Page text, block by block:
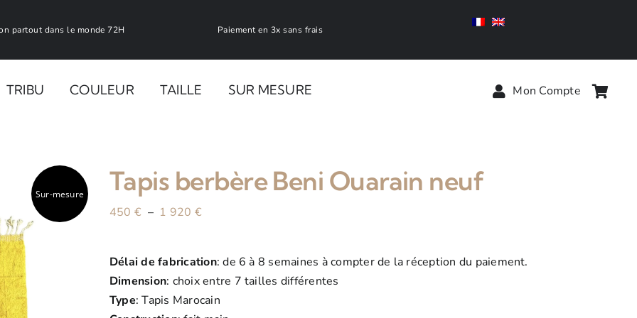
partout dans le monde 72H Paiement en 3x sans frais
TRIBU COULEUR
BLANC
BEIGE
ROUGE
TAILLE SUR MESURE Mon Compte
Sur-mesure Tapis berbère Beni Ouarain neuf
450 € – 1 920 €
450 €
à
1
Délai de fabrication: de 6 à 8 semaines à compter de la réception du paiement.
Dimension: choix entre 7 tailles différentes
Type: Tapis Marocain